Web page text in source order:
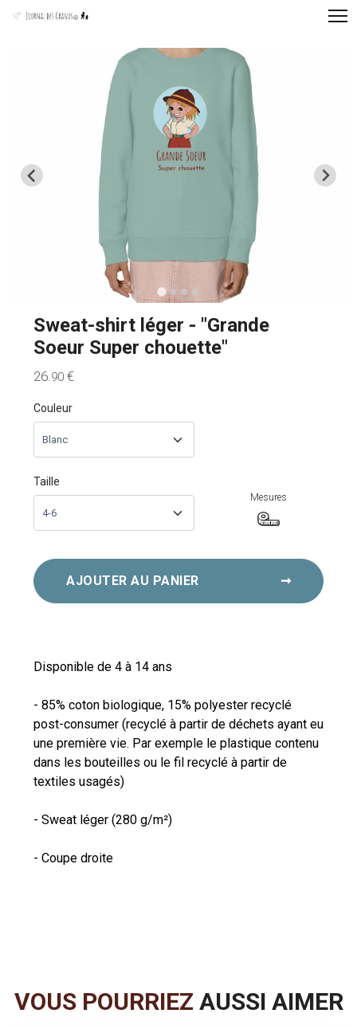
Sweat-shirt léger - "Grande
Soeur Super chouette"
26.90 €
Couleur
Taille
Mesures
AJOUTER AU PANIER ➞
Disponible de 4 à 14 ans
- 85% coton biologique, 15% polyester recyclé
post-consumer (recyclé à partir de déchets ayant eu
une première vie. Par exemple le plastique contenu
dans les bouteilles ou le fil recyclé à partir de
textiles usagés)
- Sweat léger (280 g/m²)
VOUS POURRIEZ AUSSI AIMER
Panneau de gestion des cookies